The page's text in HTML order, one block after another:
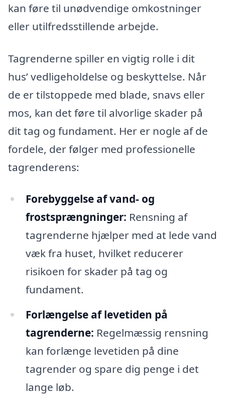
kan føre til unødvendige omkostninger
eller utilfredsstillende arbejde.
Tagrenderne spiller en vigtig rolle i dit
hus’ vedligeholdelse og beskyttelse. Når
de er tilstoppede med blade, snavs eller
mos, kan det føre til alvorlige skader på
dit tag og fundament. Her er nogle af de
fordele, der følger med professionelle
tagrenderens:
Forebyggelse af vand- og
frostsprængninger: Rensning af
tagrenderne hjælper med at lede vand
væk fra huset, hvilket reducerer
risikoen for skader på tag og
fundament.
Forlængelse af levetiden på
tagrenderne: Regelmæssig rensning
kan forlænge levetiden på dine
tagrender og spare dig penge i det
lange løb.